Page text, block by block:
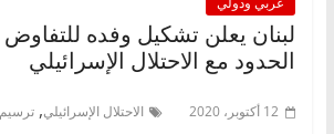
لبنان يعلن تشكيل وفده
الحدود مع الاحتلال الإسرائيلي
12 أكتوبر، 2020 الاحتلال الإسرائيلي,